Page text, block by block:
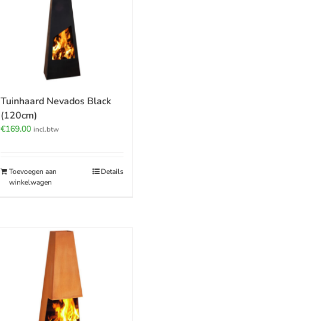
Tuinhaard Nevados Black
(120cm)
€169.00 incl.btw
Toevoegen aan
winkelwagen
Details